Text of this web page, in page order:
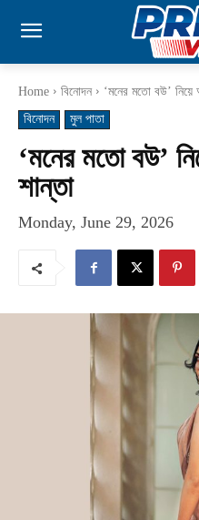
Home বিনোদন
‘মনের মতো বউ’ নিয়ে
বিনোদন
মুল পাতা
‘মনের মতো বউ’
শান্তা
Monday, June 29, 2026